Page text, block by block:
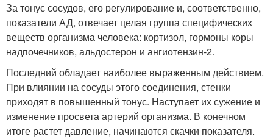
За тонус сосудов, его регулирование и, соответственно,
показатели АД, отвечает целая группа специфических
веществ организма человека: кортизол, гормоны коры
надпочечников, альдостерон и ангиотензин-2.
Последний обладает наиболее выраженным действием.
При влиянии на сосуды этого соединения, стенки
приходят в повышенный тонус. Наступает их сужение и
изменение просвета артерий организма. В конечном
итоге растет давление, начинаются скачки показателя.